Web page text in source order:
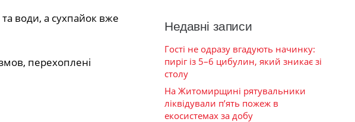
води, а сухпайок вже
перехоплені
Недавні записи
Гості не одразу вгадують начинку:
пиріг із 5–6 цибулин, який зникає зі
столу
На Житомирщині рятувальники
ліквідували п’ять пожеж в
екосистемах за добу